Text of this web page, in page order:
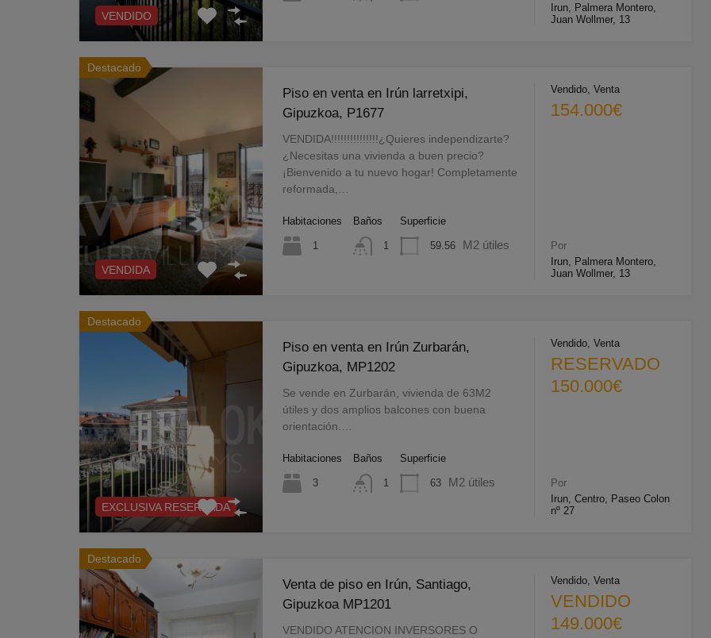
VENDIDO
Irun, Palmera Montero,
Juan Wollmer, 13
Destacado
VENDIDA
Piso en venta en Irún larretxipi,
Gipuzkoa, P1677
VENDIDA!!!!!!!!!!!!!!!¿Quieres independizarte?
¿Necesitas una vivienda a buen precio?
¡Bienvenido a tu nuevo hogar! Completamente
reformada,…
Habitaciones
1
Baños
1
Superficie
59.56 M2 útiles
Vendido, Venta
154.000€
Por
Irun, Palmera Montero,
Juan Wollmer, 13
Destacado
EXCLUSIVA RESERVADA
Piso en venta en Irún Zurbarán,
Gipuzkoa, MP1202
Se vende en Zurbarán, vivienda de 63M2
útiles y dos amplios balcones con buena
orientación.…
Habitaciones
3
Baños
1
Superficie
63 M2 útiles
Vendido, Venta
RESERVADO
150.000€
Por
Irun, Centro, Paseo Colon
nº 27
Destacado
Venta de piso en Irún, Santiago,
Gipuzkoa MP1201
VENDIDO ATENCION INVERSORES O
Vendido, Venta
VENDIDO
149.000€